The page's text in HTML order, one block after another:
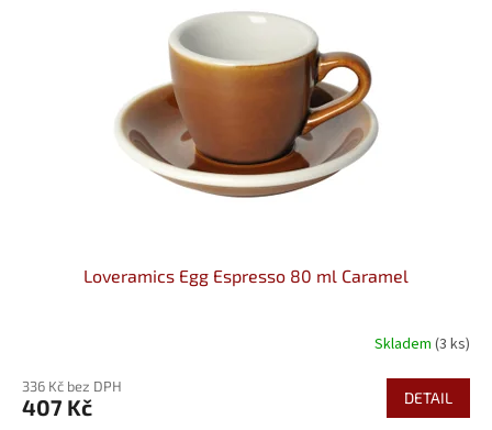
Loveramics Egg Espresso 80 ml Caramel
Skladem (3 ks)
336 Kč bez DPH
407 Kč DETAIL